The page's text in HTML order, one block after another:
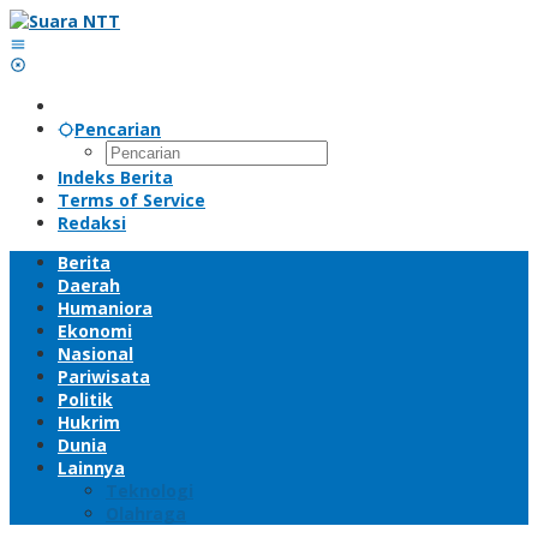
Lewati
ke
konten
Pencarian
Indeks Berita
Terms of Service
Redaksi
Berita
Daerah
Humaniora
Ekonomi
Nasional
Pariwisata
Politik
Hukrim
Dunia
Lainnya
Teknologi
Olahraga